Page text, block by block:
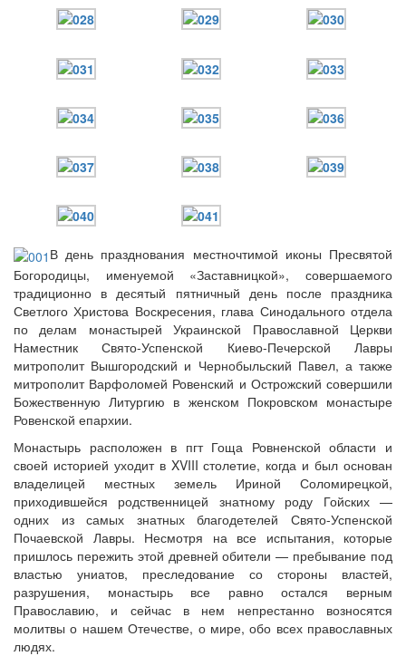
В день празднования местночтимой иконы Пресвятой
Богородицы, именуемой «Заставницкой», совершаемого
традиционно в десятый пятничный день после праздника
Светлого Христова Воскресения, глава Синодального отдела
по делам монастырей Украинской Православной Церкви
Наместник Свято-Успенской Киево-Печерской Лавры
митрополит Вышгородский и Чернобыльский Павел, а также
митрополит Варфоломей Ровенский и Острожский совершили
Божественную Литургию в женском Покровском монастыре
Ровенской епархии.
Монастырь расположен в пгт Гоща Ровненской области и
своей историей уходит в XVIII столетие, когда и был основан
владелицей местных земель Ириной Соломирецкой,
приходившейся родственницей знатному роду Гойских —
одних из самых знатных благодетелей Свято-Успенской
Почаевской Лавры. Несмотря на все испытания, которые
пришлось пережить этой древней обители — пребывание под
властью униатов, преследование со стороны властей,
разрушения, монастырь все равно остался верным
Православию, и сейчас в нем непрестанно возносятся
молитвы о нашем Отечестве, о мире, обо всех православных
людях.